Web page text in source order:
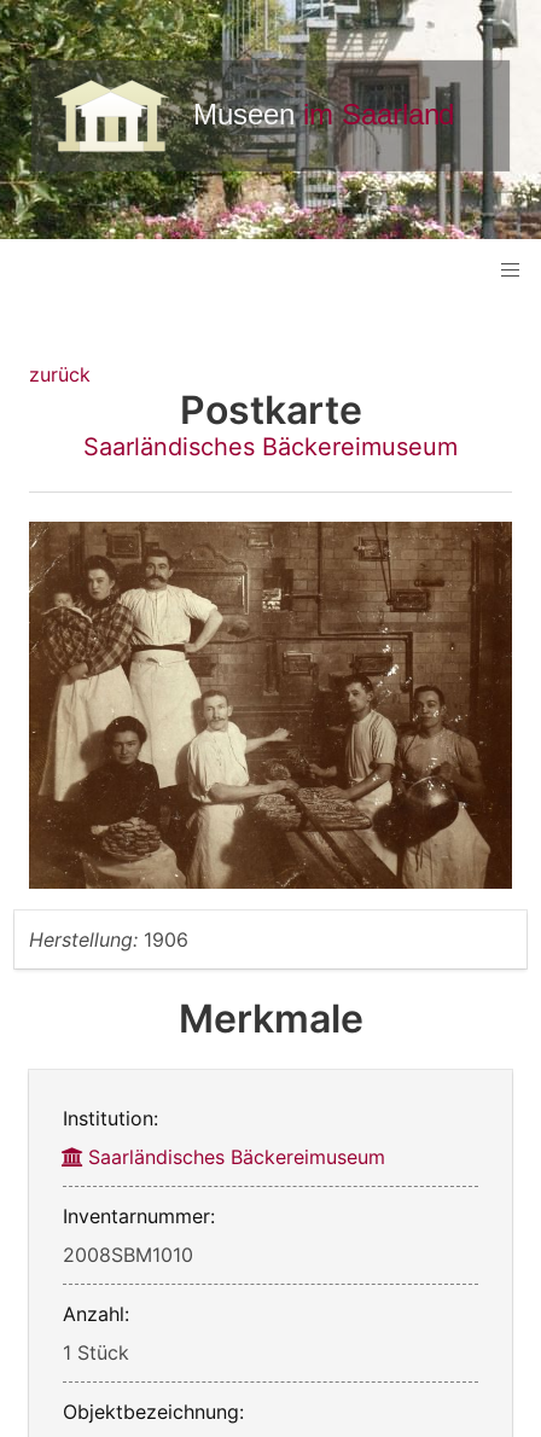
zurück
Postkarte
Saarländisches Bäckereimuseum
Herstellung: 1906
Merkmale
Institution:
Saarländisches Bäckereimuseum
Inventarnummer:
2008SBM1010
Anzahl:
1 Stück
Objektbezeichnung: